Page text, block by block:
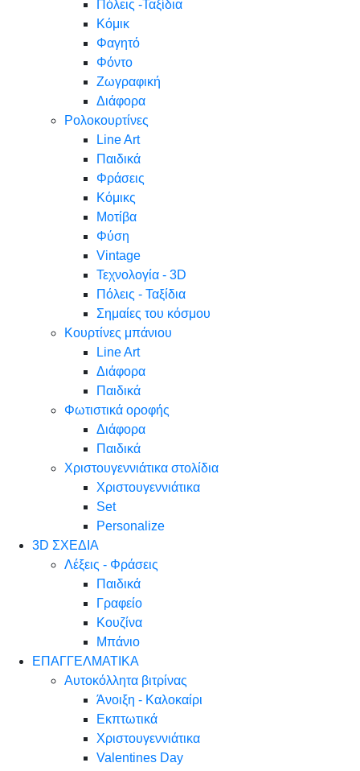
Πόλεις -Ταξίδια
Κόμικ
Φαγητό
Φόντο
Ζωγραφική
Διάφορα
Ρολοκουρτίνες
Line Art
Παιδικά
Φράσεις
Κόμικς
Μοτίβα
Φύση
Vintage
Τεχνολογία - 3D
Πόλεις - Ταξίδια
Σημαίες του κόσμου
Κουρτίνες μπάνιου
Line Art
Διάφορα
Παιδικά
Φωτιστικά οροφής
Διάφορα
Παιδικά
Χριστουγεννιάτικα στολίδια
Χριστουγεννιάτικα
Set
Personalize
3D ΣΧΕΔΙΑ
Λέξεις - Φράσεις
Παιδικά
Γραφείο
Κουζίνα
Μπάνιο
ΕΠΑΓΓΕΛΜΑΤΙΚΑ
Αυτοκόλλητα βιτρίνας
Άνοιξη - Καλοκαίρι
Εκπτωτικά
Χριστουγεννιάτικα
Valentines Day